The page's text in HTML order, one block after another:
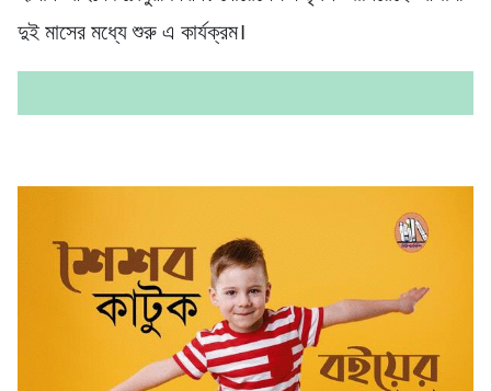
দুই মাসের মধ্যে শুরু এ কার্যক্রম।